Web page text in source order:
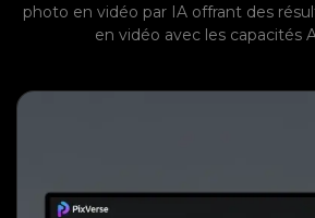
photo en vidéo par IA offrant des
en vidéo avec les capacités